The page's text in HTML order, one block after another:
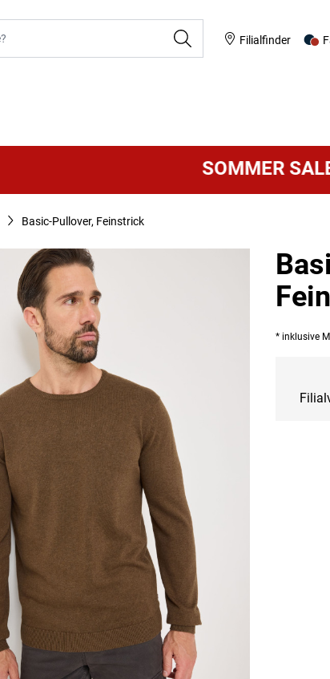
Filialfinder
SOMMER SALEVIELE
Basic-Pullover, Feinstrick
* inklusive